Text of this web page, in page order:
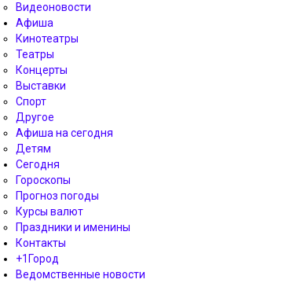
Видеоновости
Афиша
Кинотеатры
Театры
Концерты
Выставки
Спорт
Другое
Афиша на сегодня
Детям
Сегодня
Гороскопы
Прогноз погоды
Курсы валют
Праздники и именины
Контакты
+1Город
Ведомственные новости